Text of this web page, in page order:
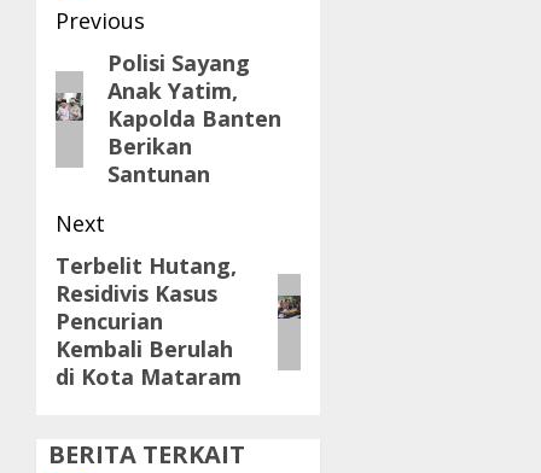
Post
navigation
Previous
Previous
post:
Polisi Sayang
Anak Yatim,
Kapolda Banten
Berikan
Santunan
Next
Next
post:
Terbelit Hutang,
Residivis Kasus
Pencurian
Kembali Berulah
di Kota Mataram
BERITA TERKAIT